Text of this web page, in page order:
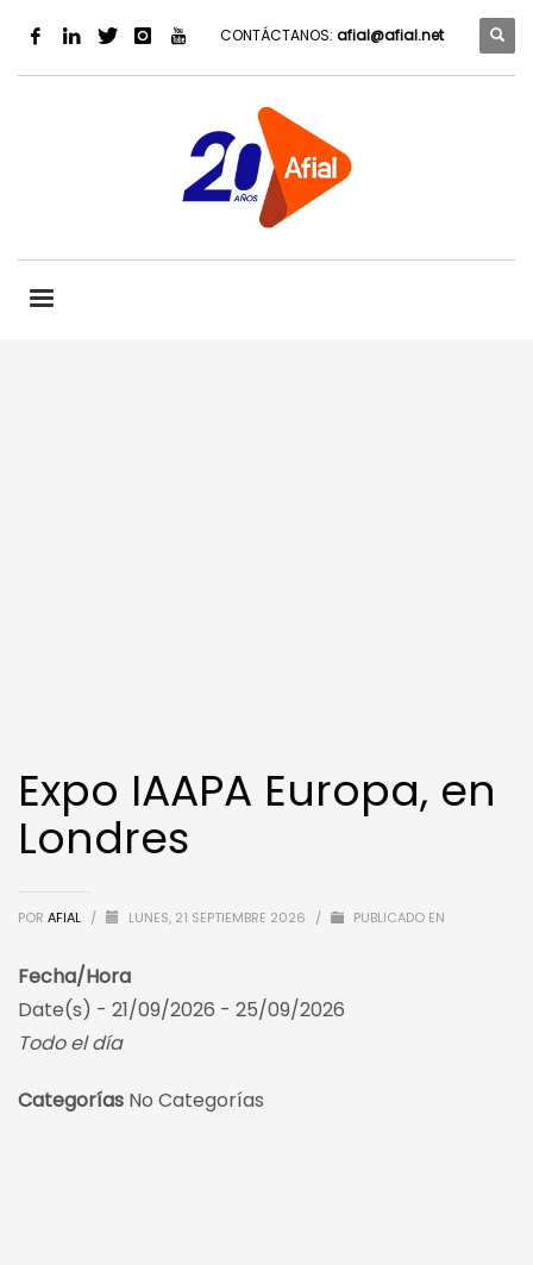
CONTÁCTANOS: afial@afial.net
Expo IAAPA Europa, en
Londres
POR AFIAL / LUNES, 21 SEPTIEMBRE 2026 / PUBLICADO EN
Fecha/Hora
Date(s) - 21/09/2026 - 25/09/2026
Todo el día
Categorías No Categorías